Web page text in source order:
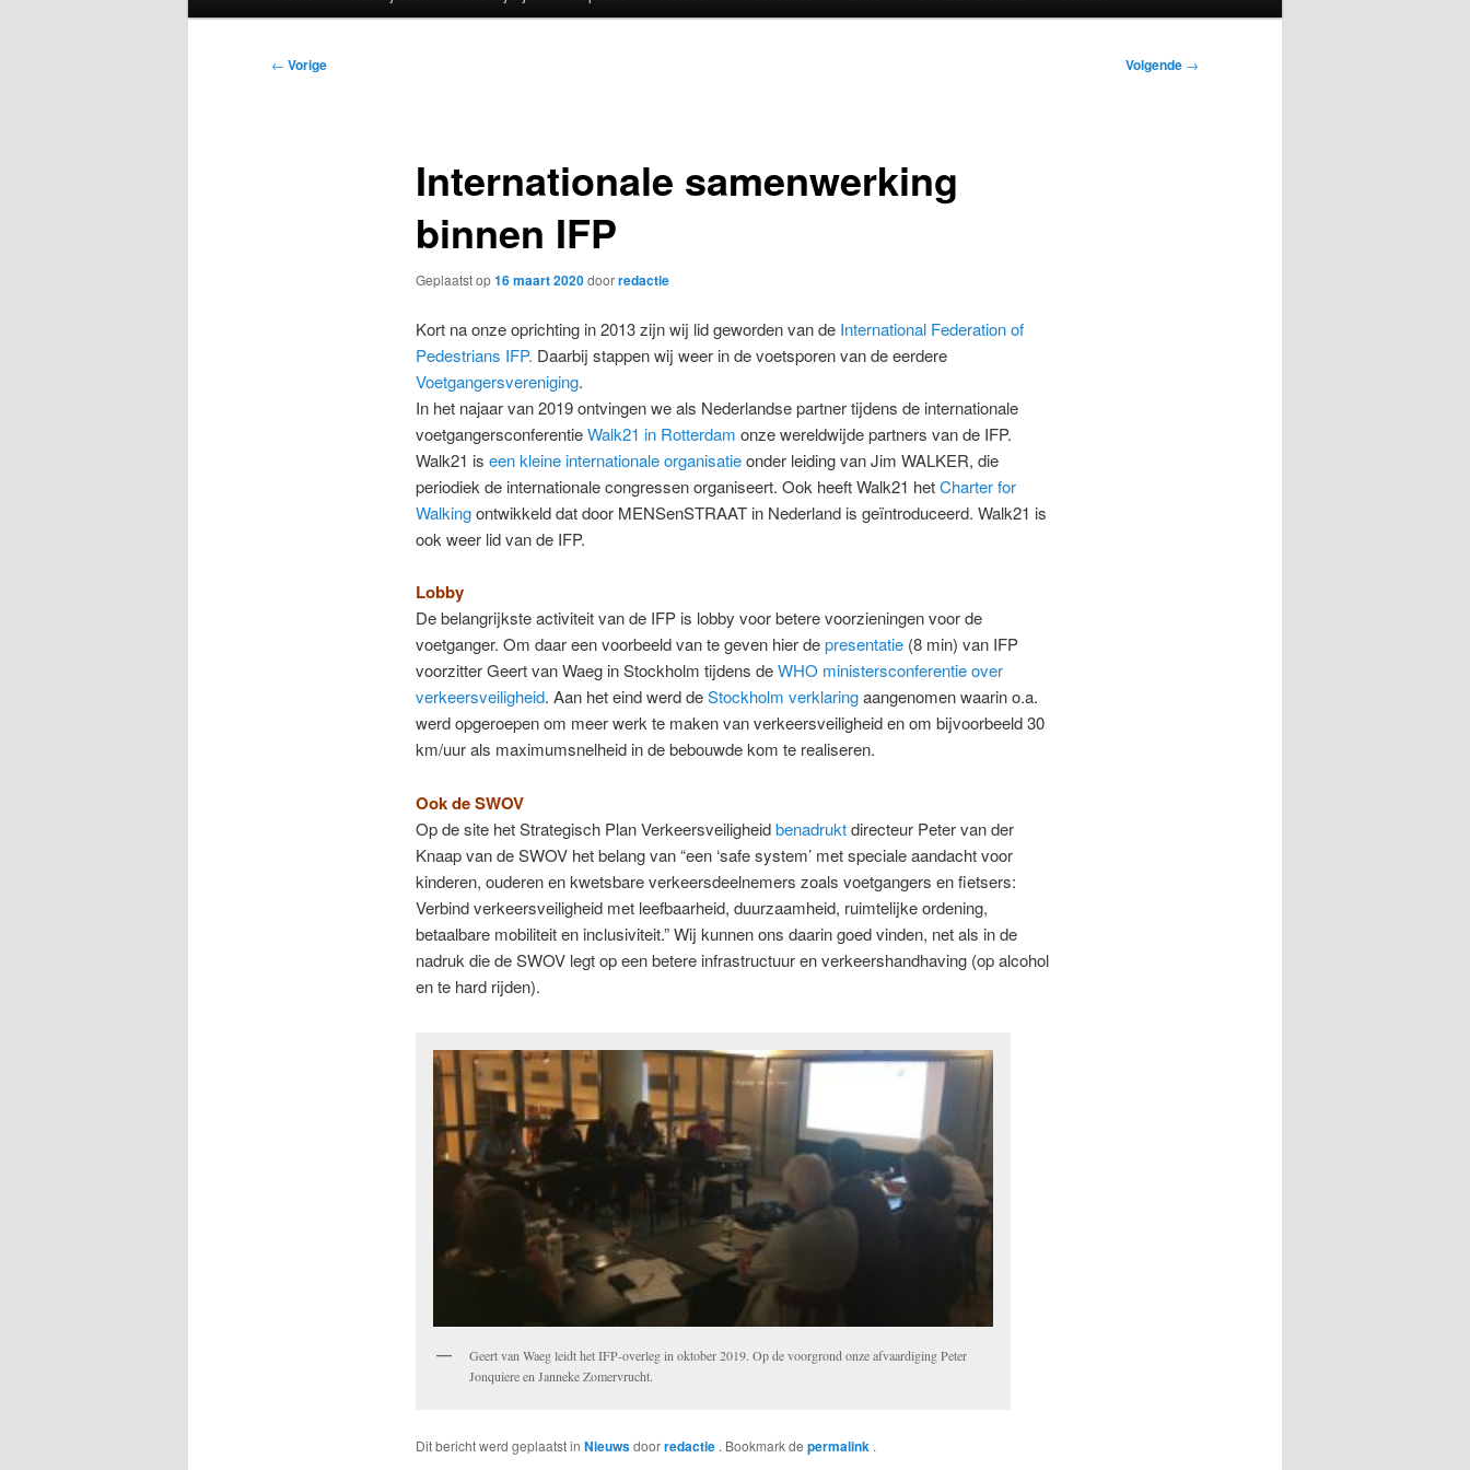
Bericht
← Vorige Volgende →
Internationale samenwerking
binnen IFP
Geplaatst op16 maart 2020doorredactie
Kort na onze oprichting in 2013 zijn wij lid geworden van de International Federation of
Pedestrians IFP. Daarbij stappen wij weer in de voetsporen van de eerdere
Voetgangersvereniging.
In het najaar van 2019 ontvingen we als Nederlandse partner tijdens de internationale
voetgangersconferentieWalk21 in Rotterdam onze wereldwijde partners van de IFP.
Walk21 is een kleine internationale organisatieonder leiding van Jim WALKER, die
periodiek de internationale congressen organiseert. Ook heeft Walk21 hetCharter for
Walkingontwikkeld dat door MENSenSTRAAT in Nederland is geïntroduceerd. Walk21 is
ook weer lid van de IFP.
Lobby
De belangrijkste activiteit van de IFP is lobby voor betere voorzieningen voor de
voetganger. Om daar een voorbeeld van te geven hier depresentatie(8 min) van IFP
voorzitter Geert van Waeg in Stockholm tijdens deWHO ministersconferentie over
verkeersveiligheid. Aan het eind werd deStockholm verklaringaangenomen waarin o.a.
werd opgeroepen om meer werk te maken van verkeersveiligheid en om bijvoorbeeld 30
km/uur als maximumsnelheid in de bebouwde kom te realiseren.
Ook de SWOV
Op de site het Strategisch Plan Verkeersveiligheidbenadruktdirecteur Peter van der
Knaap van de SWOV het belang van “een ‘safe system’ met speciale aandacht voor
kinderen, ouderen en kwetsbare verkeersdeelnemers zoals voetgangers en fietsers:
Verbind verkeersveiligheid met leefbaarheid, duurzaamheid, ruimtelijke ordening,
betaalbare mobiliteit en inclusiviteit.” Wij kunnen ons daarin goed vinden, net als in de
nadruk die de SWOV legt op een betere infrastructuur en verkeershandhaving (op alcohol
en te hard rijden).
Geert van Waeg leidt het IFP-overleg in oktober 2019. Op de voorgrond onze afvaardiging Peter
Jonquiere en Janneke Zomervrucht.
Dit bericht werd geplaatst in Nieuwsdoorredactie . Bookmark de permalink .